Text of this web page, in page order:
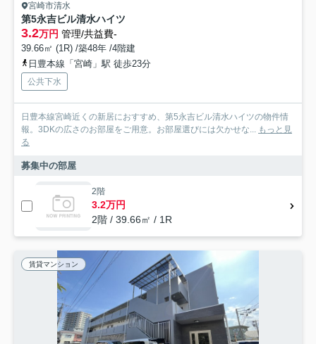
宮崎市清水
第5永吉ビル清水ハイツ
3.2万円 管理/共益費-
39.66㎡ (1R) /築48年 /4階建
日豊本線「宮崎」駅 徒歩23分
公共下水
日豊本線宮崎近くの新居におすすめ、第5永吉ビル清水ハイツの物件情
報。3DKの広さのお部屋をご用意。お部屋選びには欠かせな... もっと見
る
募集中の部屋
2階
3.2万円
2階 / 39.66㎡ / 1R
賃貸マンション